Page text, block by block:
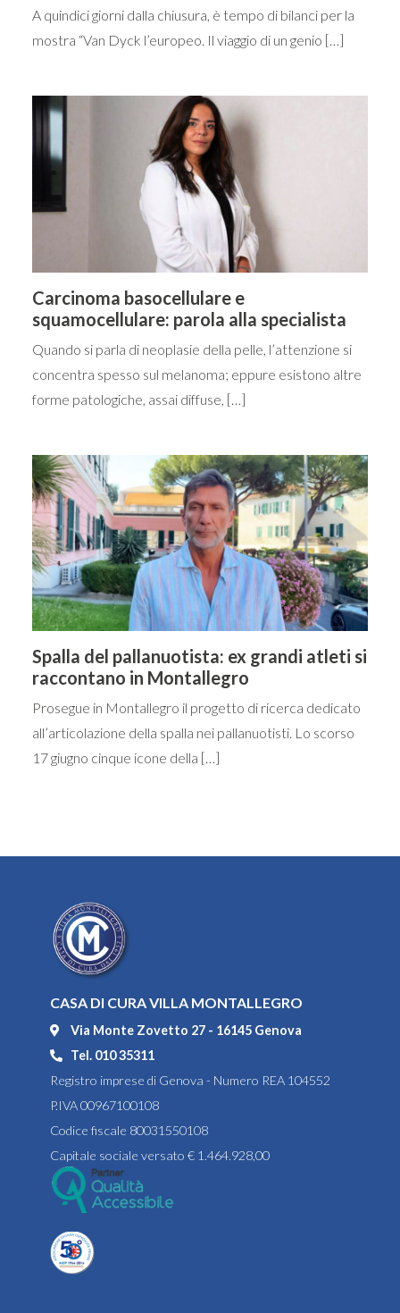
A quindici giorni dalla chiusura, è tempo di bilanci per la
mostra “Van Dyck l’europeo. Il viaggio di un genio […]
Carcinoma basocellulare e
squamocellulare: parola alla specialista
Quando si parla di neoplasie della pelle, l’attenzione si
concentra spesso sul melanoma; eppure esistono altre
forme patologiche, assai diffuse, […]
Spalla del pallanuotista: ex grandi atleti si
raccontano in Montallegro
Prosegue in Montallegro il progetto di ricerca dedicato
all’articolazione della spalla nei pallanuotisti. Lo scorso
17 giugno cinque icone della […]
CASA DI CURA VILLA MONTALLEGRO
Via Monte Zovetto 27 - 16145 Genova
Tel. 010 35311
Registro imprese di Genova - Numero REA 104552
P.IVA 00967100108
Codice fiscale 80031550108
Capitale sociale versato € 1.464.928,00